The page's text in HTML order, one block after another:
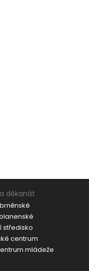
děkanát
středisko
centrum
mládeže